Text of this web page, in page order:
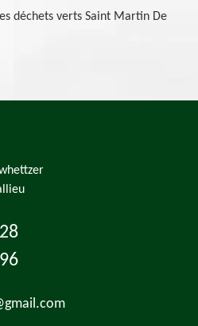
déchets verts Saint Martin De